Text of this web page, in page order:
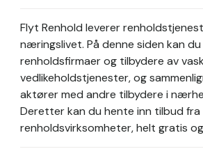
Flyt Renhold leverer
næringslivet. På denne siden kan
renholdsfirmaer og tilbydere av
vedlikeholdstjenester, og
aktører med andre tilbydere i
Deretter kan du hente inn tilbud fra
renholdsvirksomheter, helt gratis